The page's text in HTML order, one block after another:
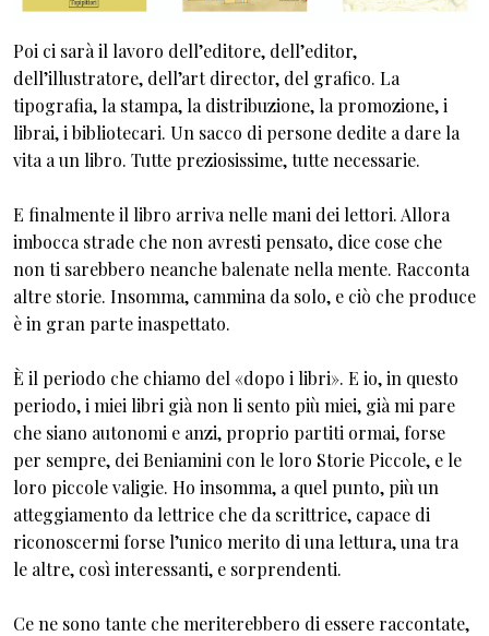
Poi ci sarà il lavoro dell’editore, dell’editor,
dell’illustratore, dell’art director, del grafico. La
tipografia, la stampa, la distribuzione, la promozione, i
librai, i bibliotecari. Un sacco di persone dedite a dare la
vita a un libro. Tutte preziosissime, tutte necessarie.
E finalmente il libro arriva nelle mani dei lettori. Allora
imbocca strade che non avresti pensato, dice cose che
non ti sarebbero neanche balenate nella mente. Racconta
altre storie. Insomma, cammina da solo, e ciò che produce
è in gran parte inaspettato.
È il periodo che chiamo del «dopo i libri». E io, in questo
periodo, i miei libri già non li sento più miei, già mi pare
che siano autonomi e anzi, proprio partiti ormai, forse
per sempre, dei Beniamini con le loro Storie Piccole, e le
loro piccole valigie. Ho insomma, a quel punto, più un
atteggiamento da lettrice che da scrittrice, capace di
riconoscermi forse l’unico merito di una lettura, una tra
le altre, così interessanti, e sorprendenti.
Ce ne sono tante che meriterebbero di essere raccontate,